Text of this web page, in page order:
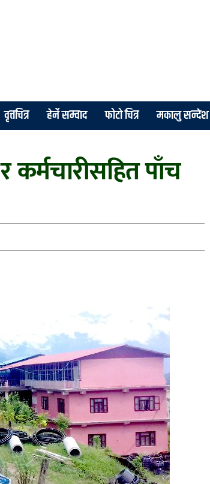
वृत्तचित्र हेर्ने सम्वाद फोटो चित्र मकालु सन्देश
कर्मचारीसहित पाँच